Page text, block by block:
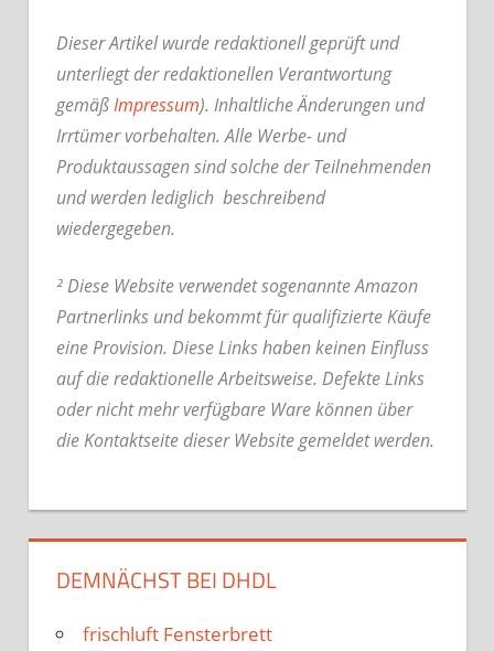
Dieser Artikel wurde redaktionell geprüft und
unterliegt der redaktionellen Verantwortung
gemäßImpressum). Inhaltliche Änderungen und
Irrtümer vorbehalten. Alle Werbe- und
Produktaussagen sind solche der Teilnehmenden
und werden lediglich beschreibend
wiedergegeben.
² Diese Website verwendet sogenannte Amazon
Partnerlinks und bekommt für qualifizierte Käufe
eine Provision. Diese Links haben keinen Einfluss
auf die redaktionelle Arbeitsweise. Defekte Links
oder nicht mehr verfügbare Ware können über
die Kontaktseite dieser Website gemeldet werden.
DEMNÄCHST BEI DHDL
frischluft Fensterbrett